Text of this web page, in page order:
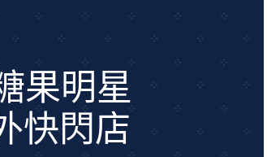
果明星
快閃店